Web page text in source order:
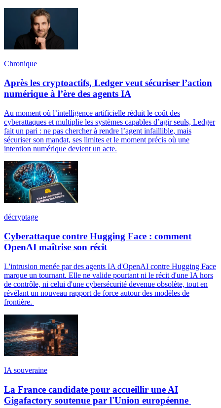
Chronique
Après les cryptoactifs, Ledger veut sécuriser l’action
numérique à l’ère des agents IA
Au moment où l’intelligence artificielle réduit le coût des
cyberattaques et multiplie les systèmes capables d’agir seuls, Ledger
fait un pari : ne pas chercher à rendre l’agent infaillible, mais
sécuriser son mandat, ses limites et le moment précis où une
intention numérique devient un acte.
décryptage
Cyberattaque contre Hugging Face : comment
OpenAI maîtrise son récit
L'intrusion menée par des agents IA d'OpenAI contre Hugging Face
marque un tournant. Elle ne valide pourtant ni le récit d'une IA hors
de contrôle, ni celui d'une cybersécurité devenue obsolète, tout en
révélant un nouveau rapport de force autour des modèles de
frontière.
IA souveraine
La France candidate pour accueillir une AI
Gigafactory soutenue par l'Union européenne